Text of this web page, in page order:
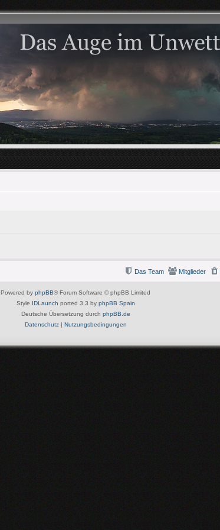
Mitglieder
Das Team
Powered by phpBB® Forum Software © phpBB Limited
Style IDLaunch ported 3.3 by phpBB Spain
Deutsche Übersetzung durch phpBB.de
Datenschutz| Nutzungsbedingungen